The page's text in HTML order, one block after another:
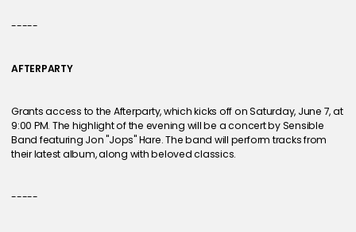
-----
AFTERPARTY
Grants access to the Afterparty, which kicks off on Saturday, June 7, at
9:00 PM. The highlight of the evening will be a concert by Sensible
Band featuring Jon "Jops" Hare. The band will perform tracks from
their latest album, along with beloved classics.
-----